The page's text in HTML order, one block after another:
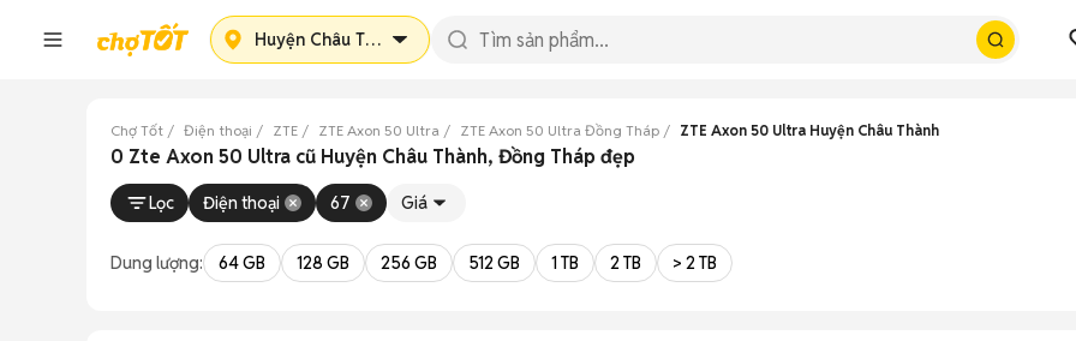
Huyện Châu Thành
Chợ Tốt Điện thoại ZTE ZTE Axon 50 Ultra ZTE Axon 50 Ultra Đồng Tháp ZTE Axon 50 Ultra Huyện Châu Thành
0 Zte Axon 50 Ultra cũ Huyện Châu Thành, Đồng Tháp đẹp
Lọc Điện thoại 67 Giá
Dung lượng: 64 GB 128 GB 256 GB 512 GB 1 TB 2 TB > 2 TB